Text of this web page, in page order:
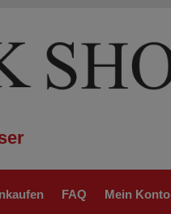
FAQ Mein Konto